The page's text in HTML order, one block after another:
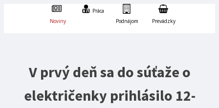
Noviny
Práca
Podnájom
Prevádzky
V prvý deň sa do súťaže o
električenky prihlásilo 12-